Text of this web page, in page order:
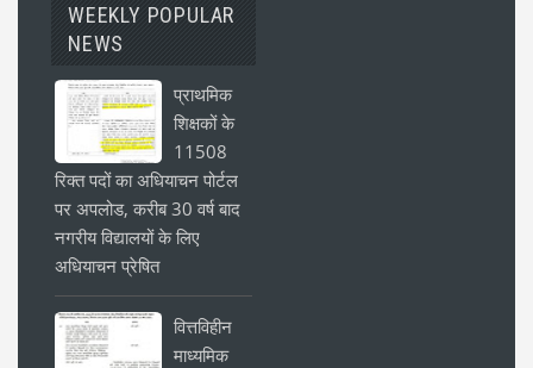
WEEKLY POPULAR
NEWS
प्राथमिक
शिक्षकों के
11508
रिक्त पदों का अधियाचन पोर्टल
पर अपलोड, करीब 30 वर्ष बाद
नगरीय विद्यालयों के लिए
अधियाचन प्रेषित
वित्तविहीन
माध्यमिक